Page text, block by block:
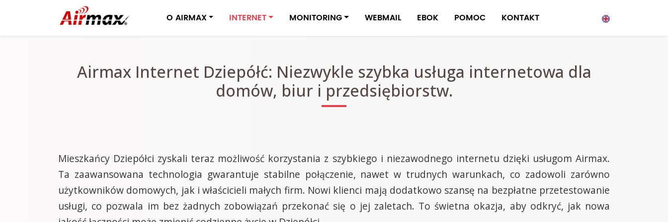
O AIRMAX INTERNET MONITORING WEBMAIL EBOK POMOC KONTAKT
Airmax Internet Dziepółć: Niezwykle szybka usługa internetowa dla
domów, biur i przedsiębiorstw.
Mieszkańcy Dziepółci zyskali teraz możliwość korzystania z szybkiego i niezawodnego internetu dzięki usługom Airmax.
Ta zaawansowana technologia gwarantuje stabilne połączenie, nawet w trudnych warunkach, co zadowoli zarówno
użytkowników domowych, jak i właścicieli małych firm. Nowi klienci mają dodatkowo szansę na bezpłatne przetestowanie
usługi, co pozwala im bez żadnych zobowiązań przekonać się o jej zaletach. To świetna okazja, aby odkryć, jak nowa